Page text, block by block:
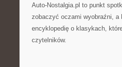
Auto-Nostalgia.pl to punkt
zobaczyć oczami wyobraźni, a
encyklopedię o klasykach,
czytelników.